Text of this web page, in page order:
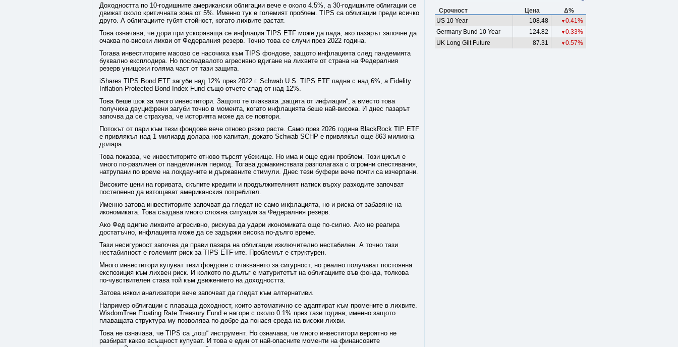
Доходността по 10-годишните американски облигации вече е около 4.5%, а 30-годишните облигации се
движат около критичната зона от 5%. Именно тук е големият проблем. TIPS са облигации преди всичко
друго. А облигациите губят стойност, когато лихвите растат.
Това означава, че дори при ускоряваща се инфлация TIPS ETF може да пада, ако пазарът започне да
очаква по-високи лихви от Федералния резерв. Точно това се случи през 2022 година.
Тогава инвеститорите масово се насочиха към TIPS фондове, защото инфлацията след пандемията
буквално експлодира. Но последвалото агресивно вдигане на лихвите от страна на Федералния
резерв унищожи голяма част от тази защита.
iShares TIPS Bond ETF загуби над 12% през 2022 г. Schwab U.S. TIPS ETF падна с над 6%, а Fidelity
Inflation-Protected Bond Index Fund също отчете спад от над 12%.
Това беше шок за много инвеститори. Защото те очакваха „защита от инфлация“, а вместо това
получиха двуцифрени загуби точно в момента, когато инфлацията беше най-висока. И днес пазарът
започва да се страхува, че историята може да се повтори.
Потокът от пари към тези фондове вече отново рязко расте. Само през 2026 година BlackRock TIP ETF
е привлякъл над 1 милиард долара нов капитал, докато Schwab SCHP е привлякъл още 863 милиона
долара.
Това показва, че инвеститорите отново търсят убежище. Но има и още един проблем. Този цикъл е
много по-различен от пандемичния период. Тогава домакинствата разполагаха с огромни спестявания,
натрупани по време на локдауните и държавните стимули. Днес тези буфери вече почти са изчерпани.
Високите цени на горивата, скъпите кредити и продължителният натиск върху разходите започват
постепенно да изтощават американския потребител.
Именно затова инвеститорите започват да гледат не само инфлацията, но и риска от забавяне на
икономиката. Това създава много сложна ситуация за Федералния резерв.
Ако Фед вдигне лихвите агресивно, рискува да удари икономиката още по-силно. Ако не реагира
достатъчно, инфлацията може да се задържи висока по-дълго време.
Тази несигурност започва да прави пазара на облигации изключително нестабилен. А точно тази
нестабилност е големият риск за TIPS ETF-ите. Проблемът е структурен.
Много инвеститори купуват тези фондове с очакването за сигурност, но реално получават постоянна
експозиция към лихвен риск. И колкото по-дълъг е матуритетът на облигациите във фонда, толкова
по-чувствителен става той към движението на доходността.
Затова някои анализатори вече започват да гледат към алтернативи.
Например облигации с плаваща доходност, които автоматично се адаптират към промените в лихвите.
WisdomTree Floating Rate Treasury Fund е нагоре с около 0.1% през тази година, именно защото
плаващата структура му позволява по-добре да понася среда на високи лихви.
Това не означава, че TIPS са „лош“ инструмент. Но означава, че много инвеститори вероятно не
разбират какво всъщност купуват. И това е един от най-опасните моменти на финансовите
Срочност Цена
Δ%
US 10 Year
108.48 ▼ 0.41%
Germany Bund 10 Year
124.82 ▼ 0.33%
UK Long Gilt Future
87.31 ▼ 0.57%